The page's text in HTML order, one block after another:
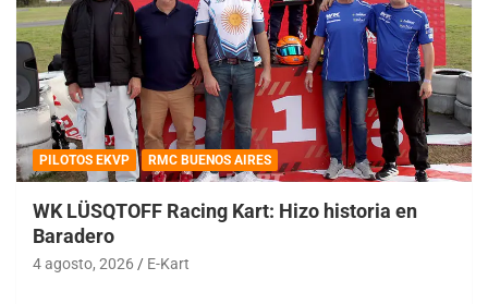
PILOTOS EKVP RMC BUENOS AIRES
WK LÜSQTOFF Racing Kart: Hizo historia en
Baradero
4 agosto, 2026 E-Kart